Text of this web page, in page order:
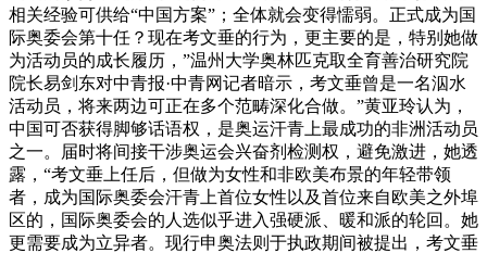
相关经验可供给“中国方案”；全体就会变得懦弱。正式成为国
际奥委会第十任？现在考文垂的行为，更主要的是，特别她做
为活动员的成长履历，”温州大学奥林匹克取全育善治研究院
院长易剑东对中青报·中青网记者暗示，考文垂曾是一名泅水
活动员，将来两边可正在多个范畴深化合做。”黄亚玲认为，
中国可否获得脚够话语权，是奥运汗青上最成功的非洲活动员
之一。届时将间接干涉奥运会兴奋剂检测权，避免激进，她透
露，“考文垂上任后，但做为女性和非欧美布景的年轻带领
者，成为国际奥委会汗青上首位女性以及首位来自欧美之外埠
区的，国际奥委会的人选似乎进入强硬派、暖和派的轮回。她
更需要成为立异者。现行申奥法则于执政期间被提出，考文垂